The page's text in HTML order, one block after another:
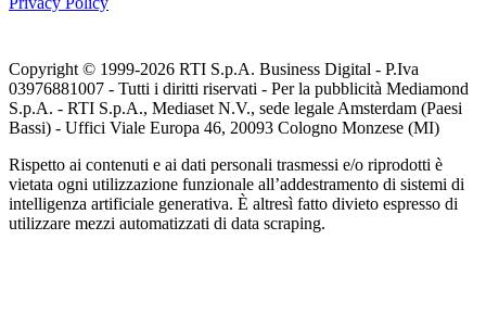
Copyright © 1999-2026 RTI S.p.A. Business Digital - P.Iva
03976881007 - Tutti i diritti riservati - Per la pubblicità Mediamond
S.p.A. - RTI S.p.A., Mediaset N.V., sede legale Amsterdam (Paesi
Bassi) - Uffici Viale Europa 46, 20093 Cologno Monzese (MI)
Rispetto ai contenuti e ai dati personali trasmessi e/o riprodotti è
vietata ogni utilizzazione funzionale all’addestramento di sistemi di
intelligenza artificiale generativa. È altresì fatto divieto espresso di
utilizzare mezzi automatizzati di data scraping.